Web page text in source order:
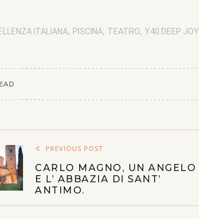
ITALIANA, PISCINA, TEATRO, Y40 DEEP JOY
PREVIOUS POST
CARLO MAGNO, UN ANGELO
E L’ ABBAZIA DI SANT’
ANTIMO.